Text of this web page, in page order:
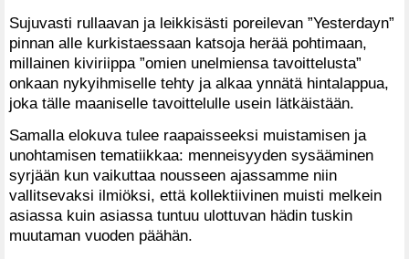
Sujuvasti rullaavan ja leikkisästi poreilevan ”Yesterdayn”
pinnan alle kurkistaessaan katsoja herää pohtimaan,
millainen kiviriippa ”omien unelmiensa tavoittelusta”
onkaan nykyihmiselle tehty ja alkaa ynnätä hintalappua,
joka tälle maaniselle tavoittelulle usein lätkäistään.
Samalla elokuva tulee raapaisseeksi muistamisen ja
unohtamisen tematiikkaa: menneisyyden sysääminen
syrjään kun vaikuttaa nousseen ajassamme niin
vallitsevaksi ilmiöksi, että kollektiivinen muisti melkein
asiassa kuin asiassa tuntuu ulottuvan hädin tuskin
muutaman vuoden päähän.